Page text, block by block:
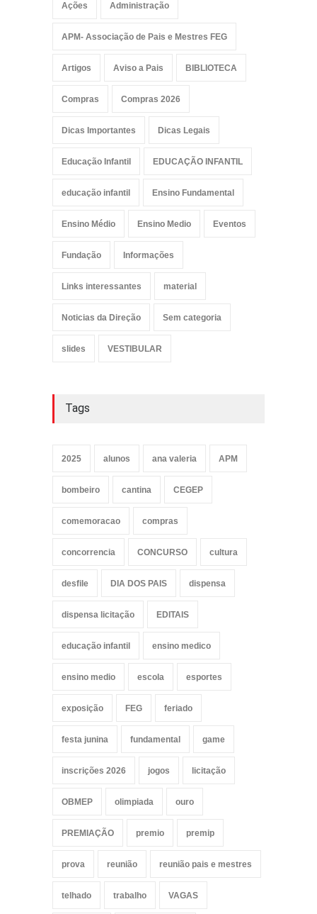
Ações Administração
APM- Associação de Pais e Mestres FEG
Artigos Aviso a Pais BIBLIOTECA
Compras Compras 2026
Dicas Importantes Dicas Legais
Educação Infantil EDUCAÇÃO INFANTIL
educação infantil Ensino Fundamental
Ensino Médio Ensino Medio Eventos
Fundação Informações
Links interessantes material
Noticias da Direção Sem categoria
slides VESTIBULAR
Tags
2025 alunos ana valeria APM
bombeiro cantina CEGEP
comemoracao compras
concorrencia CONCURSO cultura
desfile DIA DOS PAIS dispensa
dispensa licitação EDITAIS
educação infantil ensino medico
ensino medio escola esportes
exposição FEG feriado
festa junina fundamental game
inscrições 2026 jogos licitação
OBMEP olimpiada ouro
PREMIAÇÃO premio premip
prova reunião reunião pais e mestres
telhado trabalho VAGAS